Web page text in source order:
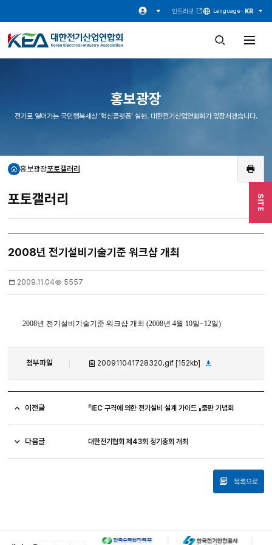
SITE
인트라넷 Language · KR
검
전
홍보광장
전기로 열어가는 국민행복세상 '혁신플랫폼' 실현. 대한전기산업연합회가 앞장서겠습니다.
홈홍보광장포토갤러리
인
쇄
포토갤러리
2008년 전기설비기술기준 워크샵 개최
2009.11.04 5557
2008년 전기설비기술기준 워크샵 개최 (2008년 4월 10일~12일)
첨부파일 200911041728320.gif [152kb]
이전글 『IEC 구격에 의한 전기설비 설계 가이드 』출판 기념회
다음글 대한전기협회 제43회 정기총회 개최
목록으로